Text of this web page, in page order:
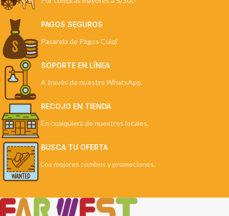
PAGOS SEGUROS
Pasarela de Pagos Culqi
SOPORTE EN LÍNEA
A través de nuestro WhatsApp.
RECOJO EN TIENDA
En cualquiera de nuestros locales.
BUSCA TU OFERTA
Los mejores combos y promociones.